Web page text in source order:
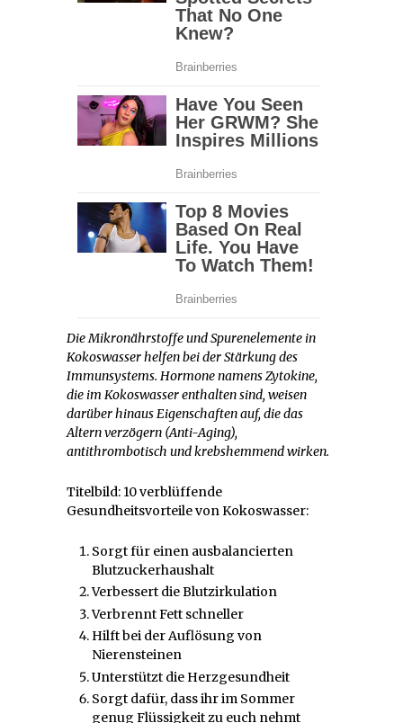
Die Mikronährstoffe und Spurenelemente in
Kokoswasser helfen bei der Stärkung des
Immunsystems. Hormone namens Zytokine,
die im Kokoswasser enthalten sind, weisen
darüber hinaus Eigenschaften auf, die das
Altern verzögern (Anti-Aging),
antithrombotisch und krebshemmend wirken.
Titelbild: 10 verblüffende
Gesundheitsvorteile von Kokoswasser:
Sorgt für einen ausbalancierten
Blutzuckerhaushalt
Verbessert die Blutzirkulation
Verbrennt Fett schneller
Hilft bei der Auflösung von
Nierensteinen
Unterstützt die Herzgesundheit
Sorgt dafür, dass ihr im Sommer
genug Flüssigkeit zu euch nehmt